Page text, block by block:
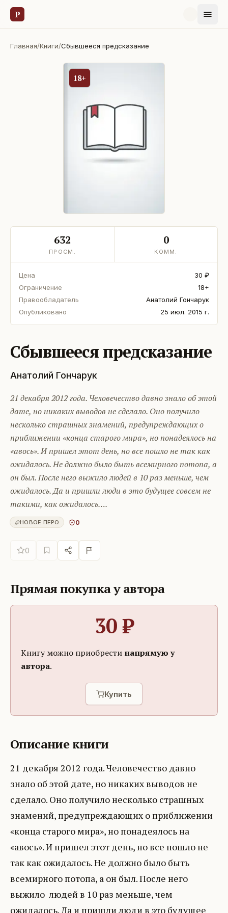
Р
Главная/Книги/Сбывшееся предсказание
18+
632
ПРОСМ.
0
КОММ.
Цена
30 ₽
Ограничение
18+
Правообладатель
Анатолий Гончарук
Опубликовано
25 июл. 2015 г.
Сбывшееся предсказание
Анатолий Гончарук
21 декабря 2012 года. Человечество давно знало об этой
дате, но никаких выводов не сделало. Оно получило
несколько страшных знамений, предупреждающих о
приближении «конца старого мира», но понадеялось на
«авось». И пришел этот день, но все пошло не так как
ожидалось. Не должно было быть всемирного потопа, а
он был. После него выжило людей в 10 раз меньше, чем
ожидалось. Да и пришли люди в это будущее совсем не
такими, как ожидалось….
НОВОЕ ПЕРО 0
0
Прямая покупка у автора
30₽
Книгу можно приобрести напрямую у
автора.
Купить
Описание книги
21 декабря 2012 года. Человечество давно
знало об этой дате, но никаких выводов не
сделало. Оно получило несколько страшных
знамений, предупреждающих о приближении
«конца старого мира», но понадеялось на
«авось». И пришел этот день, но все пошло не
так как ожидалось. Не должно было быть
всемирного потопа, а он был. После него
выжило людей в 10 раз меньше, чем
ожидалось. Да и пришли люди в это будущее